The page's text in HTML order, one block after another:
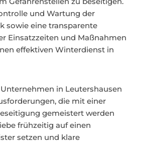
und Wartung der
sowie eine transparente
Einsatzzeiten und Maßnahmen
effektiven Winterdienst in
in Leutershausen
die mit einer
gemeistert werden
frühzeitig auf einen
setzen und klare